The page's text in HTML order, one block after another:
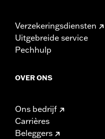
Verzekeringsdiensten
Uitgebreide service
Pechhulp
OVER ONS
Ons bedrijf
Carrières
Beleggers